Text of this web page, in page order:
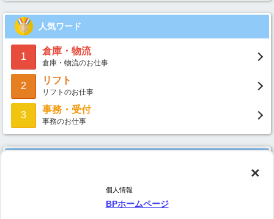
人気ワード
1
倉庫・物流
倉庫・物流のお仕事
2
リフト
リフトのお仕事
3
事務・受付
事務のお仕事
千葉県 東京都 愛知県
個人情報
BPホームページ
×